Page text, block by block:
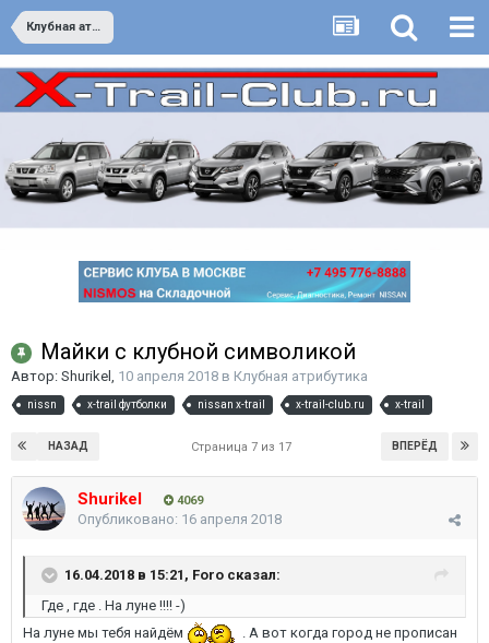
Клубная атрибутика
Майки с клубной символикой
Автор: Shurikel 10 апреля 2018 в Клубная атрибутика
nissn x-trail футболки nissan x-trail x-trail-club.ru x-trail
НАЗАД ВПЕРЁД
Страница 7 из 17
Shurikel 4069
Опубликовано: 16 апреля 2018
16.04.2018 в 15:21, Foro сказал:
Где , где . На луне !!!! -)
На луне мы тебя найдём
. А вот когда город не прописан